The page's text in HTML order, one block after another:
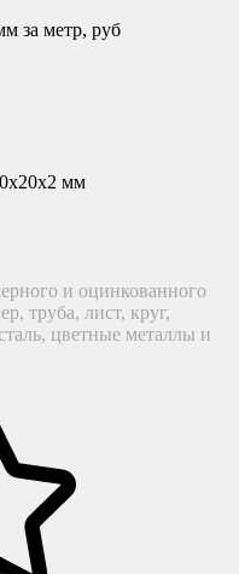
за метр, руб
и оцинкованного
труба, лист, круг,
цветные металлы и